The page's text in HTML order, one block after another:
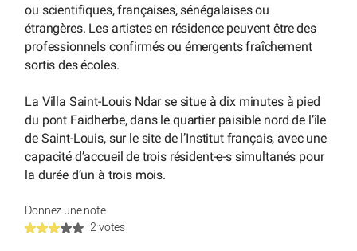
ou scientifiques, françaises, sénégalaises ou
étrangères. Les artistes en résidence peuvent être des
professionnels confirmés ou émergents fraîchement
sortis des écoles.
La Villa Saint-Louis Ndar se situe à dix minutes à pied
du pont Faidherbe, dans le quartier paisible nord de l’île
de Saint-Louis, sur le site de l’Institut français, avec une
capacité d’accueil de trois résident-e-s simultanés pour
la durée d’un à trois mois.
Donnez une note
2 votes